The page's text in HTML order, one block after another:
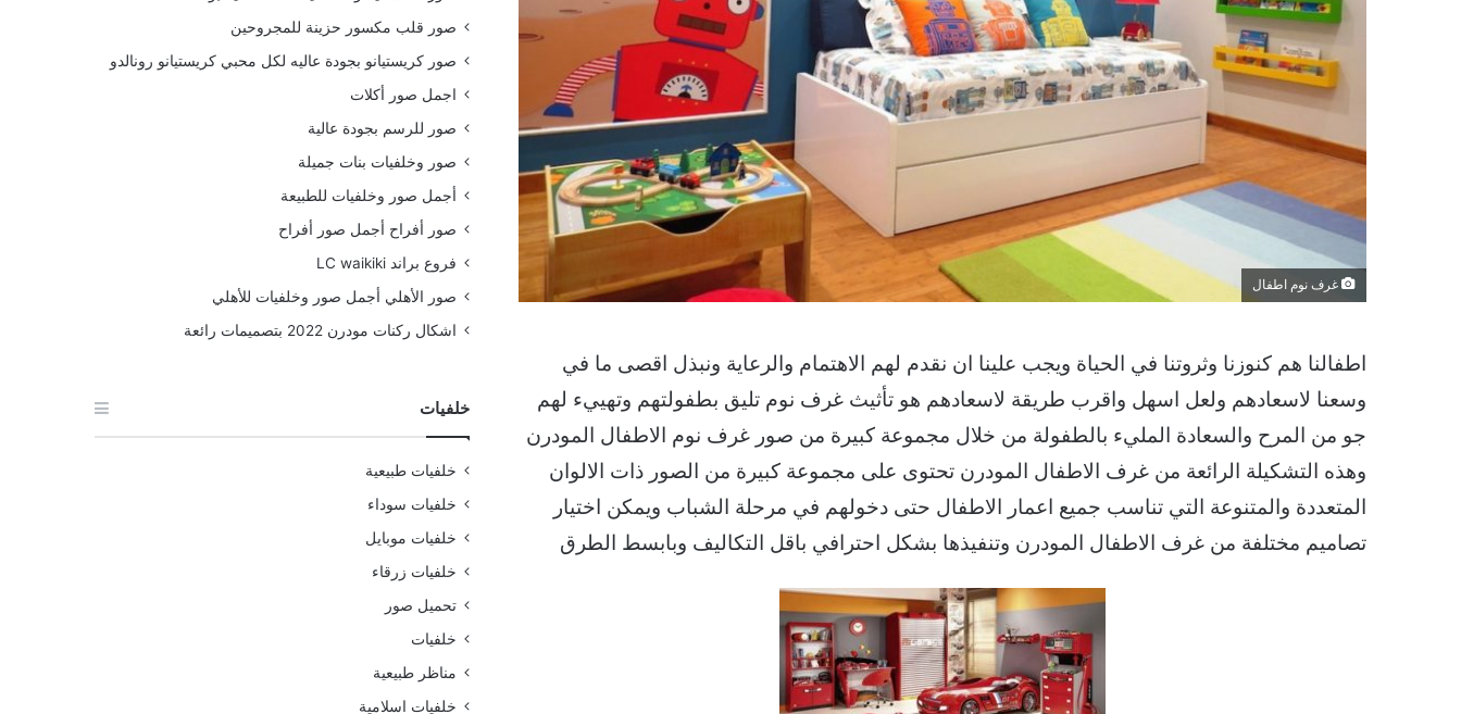
غرف نوم اطفال
اطفالنا هم كنوزنا وثروتنا في الحياة ويجب علينا ان نقدم لهم الاهتمام والرعاية ونبذل اقصى ما في
وسعنا لاسعادهم ولعل اسهل واقرب طريقة لاسعادهم هو تأثيث غرف نوم تليق بطفولتهم وتهييء لهم
جو من المرح والسعادة المليء بالطفولة من خلال مجموعة كبيرة من صور غرف نوم الاطفال المودرن
وهذه التشكيلة الرائعة من غرف الاطفال المودرن تحتوى على مجموعة كبيرة من الصور ذات الالوان
المتعددة والمتنوعة التي تناسب جميع اعمار الاطفال حتى دخولهم في مرحلة الشباب ويمكن اختيار
تصاميم مختلفة من غرف الاطفال المودرن وتنفيذها بشكل احترافي باقل التكاليف وبابسط الطرق
صور قلب مكسور حزينة للمجروحين
صور كريستيانو بجودة عاليه لكل محبي كريستيانو رونالدو
اجمل صور أكلات
صور للرسم بجودة عالية
صور وخلفيات بنات جميلة
أجمل صور وخلفيات للطبيعة
صور أفراح أجمل صور أفراح
فروع براند LC waikiki
صور الأهلي أجمل صور وخلفيات للأهلي
اشكال ركنات مودرن 2022 بتصميمات رائعة
خلفيات
خلفيات طبيعية
خلفيات سوداء
خلفيات موبايل
خلفيات زرقاء
تحميل صور
خلفيات
مناظر طبيعية
خلفيات اسلامية